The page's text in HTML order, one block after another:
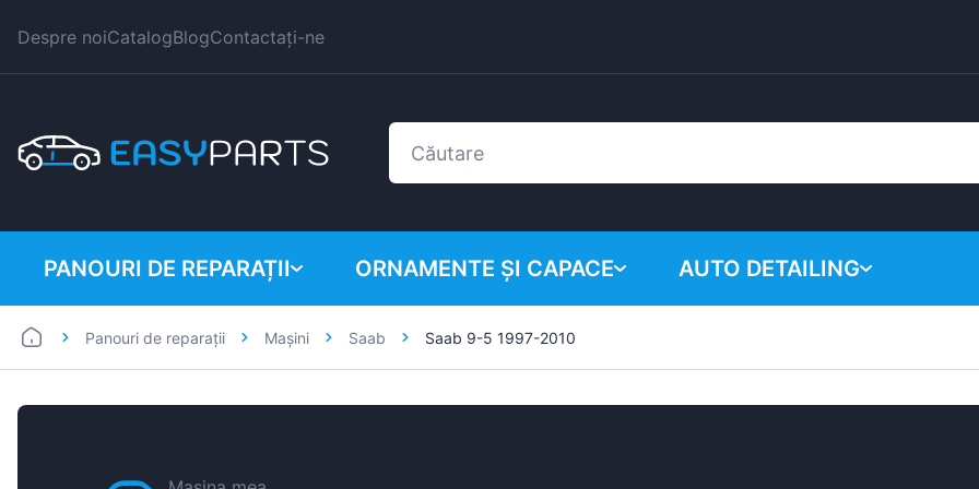
Despre noiCatalogBlogContactați-ne
PANOURI DE REPARAȚII
Autoutilitare
ORNAMENTE ȘI CAPACE
BMW
AUTO DETAILING
Panouri de reparații Mașini Saab Saab 9-5 1997-2010